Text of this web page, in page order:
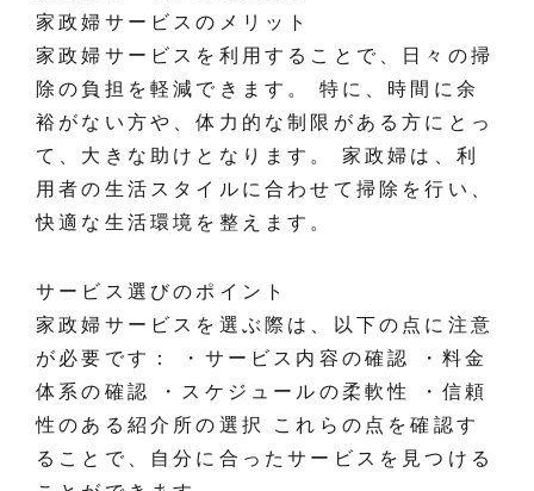
家政婦サービスのメリット
家政婦サービスを利用することで、日々の掃
除の負担を軽減できます。 特に、時間に余
裕がない方や、体力的な制限がある方にとっ
て、大きな助けとなります。 家政婦は、利
用者の生活スタイルに合わせて掃除を行い、
快適な生活環境を整えます。
サービス選びのポイント
家政婦サービスを選ぶ際は、以下の点に注意
が必要です： ・サービス内容の確認 ・料金
体系の確認 ・スケジュールの柔軟性 ・信頼
性のある紹介所の選択 これらの点を確認す
ることで、自分に合ったサービスを見つける